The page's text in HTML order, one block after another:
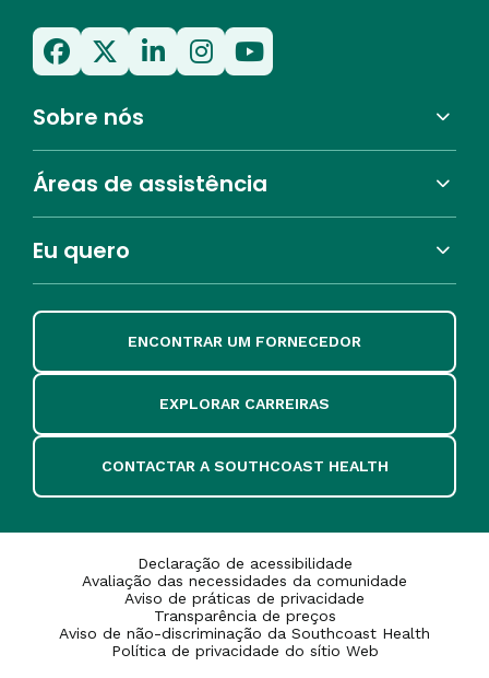
Sobre nós
Áreas de assistência
Eu quero
ENCONTRAR UM FORNECEDOR
EXPLORAR CARREIRAS
CONTACTAR A SOUTHCOAST HEALTH
Declaração de acessibilidade
Avaliação das necessidades da comunidade
Aviso de práticas de privacidade
Transparência de preços
Aviso de não-discriminação da Southcoast Health
Política de privacidade do sítio Web